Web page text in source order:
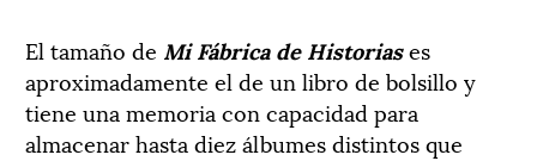
El tamaño de Mi Fábrica de Historiases
aproximadamente el de un libro de bolsillo y
tiene una memoria con capacidad para
almacenar hasta diez álbumes distintos que